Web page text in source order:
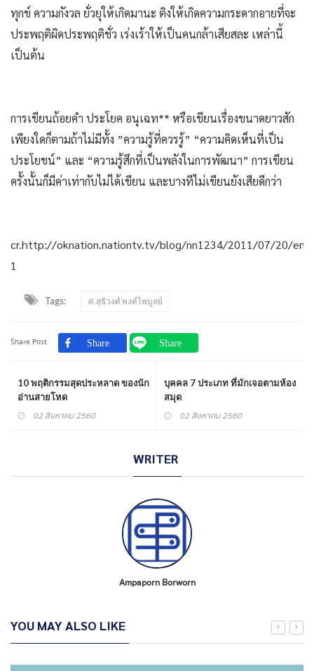
ทุกข์ ความกังวล ยั่วยุให้เกิดมานะ ติงให้เกิดความกระดากอายที่จะ
ประพฤติผิดประพฤติชั่ว เร่งเร้าให้เป็นคนกล้าเสียสละ เหล่านี้
เป็นต้น
การเขียนถ้อยคำ ประโยค อนุเฉท** หรือเขียนเรื่องขนาดยาวสัก
เพียงใดก็ตามถ้าไม่มีทั้ง ”ความรู้ที่ควรรู้” “ความคิดเห็นที่เป็น
ประโยชน์” และ “ความรู้สึกที่เป็นพลังในการพัฒนา” การเขียน
ครั้งนั้นก็มีค่าเท่ากับไม่ได้เขียน และบางทีไม่เขียนยังเสียดีกว่า
cr.http://oknation.nationtv.tv/blog/nn1234/2011/07/20/
1
Tags: ศ.สุธิวงศ์ พงศ์ไพบูลย์
Share Post
10 พฤติกรรมสุดประหลาด ของนัก
อ่านสายโหด
02 สิงหาคม 2560
บุคคล 7 ประเภท ที่มักเจอตามห้อง
สมุด
02 สิงหาคม 2560
WRITER
Ampaporn Borworn
YOU MAY ALSO LIKE